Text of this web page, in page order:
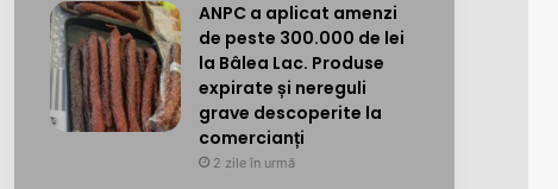
ANPC a aplicat amenzi
de peste 300.000 de lei
la Bâlea Lac. Produse
expirate și nereguli
grave descoperite la
comercianți
2 zile în urmă